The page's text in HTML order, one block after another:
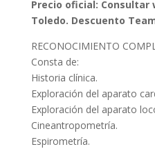
Precio oficial: Consultar
Toledo. Descuento
RECONOCIMIENTO
Consta de:
Historia clínica.
Exploración del aparato
Exploración del aparato
Cineantropometría.
Espirometría.